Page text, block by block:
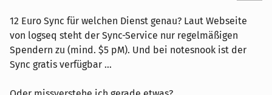
12 Euro Sync für welchen Dienst genau? Laut Webseite
von logseq steht der Sync-Service nur regelmäßigen
Spendern zu (mind. $5 pM). Und bei notesnook ist der
Sync gratis verfügbar ...